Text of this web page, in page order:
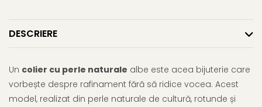
DESCRIERE
Un colier cu perle naturale albe este acea bijuterie care
vorbește despre rafinament fără să ridice vocea. Acest
model, realizat din perle naturale de cultură, rotunde și